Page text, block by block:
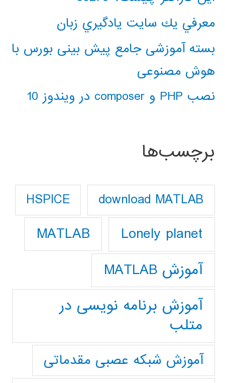
معرفي يك سايت يادگيري زبان
بسته آموزشی جامع پیش بینی بورس با
هوش مصنوعی
نصب PHP و composer در ویندوز 10
برچسب‌ها
download MATLAB
HSPICE
Lonely planet
MATLAB
آموزش MATLAB
آموزش برنامه نویسی در
متلب
آموزش شبکه عصبی مقدماتی